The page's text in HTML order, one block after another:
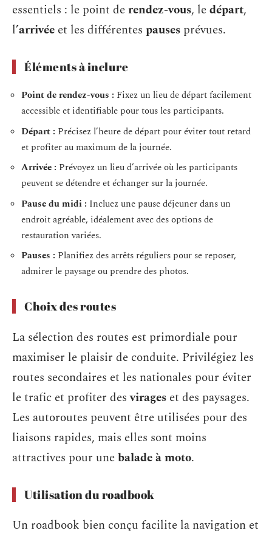
essentiels : le point derendez-vous, ledépart,
l’arrivée et les différentes pauses prévues.
Éléments à inclure
Point de rendez-vous : Fixez un lieu de départ facilement
accessible et identifiable pour tous les participants.
Départ : Précisez l’heure de départ pour éviter tout retard
et profiter au maximum de la journée.
Arrivée : Prévoyez un lieu d’arrivée où les participants
peuvent se détendre et échanger sur la journée.
Pause du midi : Incluez une pause déjeuner dans un
endroit agréable, idéalement avec des options de
restauration variées.
Pauses : Planifiez des arrêts réguliers pour se reposer,
admirer le paysage ou prendre des photos.
Choix des routes
La sélection des routes est primordiale pour
maximiser le plaisir de conduite. Privilégiez les
routes secondaires et les nationales pour éviter
le trafic et profiter desvirages et des paysages.
Les autoroutes peuvent être utilisées pour des
liaisons rapides, mais elles sont moins
attractives pour unebalade à moto.
Utilisation du roadbook
Un roadbook bien conçu facilite la navigation et